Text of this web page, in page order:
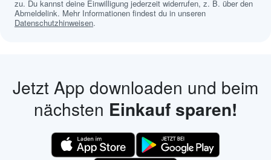
zu. Du kannst deine Einwilligung jederzeit widerrufen, z. B. über den
Abmeldelink. Mehr Informationen findest du in unseren
Datenschutzhinweisen.
Jetzt App downloaden und beim
nächsten Einkauf sparen!